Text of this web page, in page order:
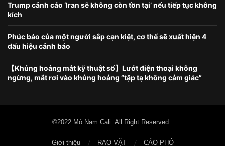
Trump cảnh cáo ‘Iran sẽ không còn tồn tại’ nếu tiếp tục không
kích
Phúc báo của một người sắp cạn kiệt, cơ thể sẽ xuất hiện 4
dấu hiệu cảnh báo
【Khủng hoảng mắt kỹ thuật số】Lướt điện thoại không
ngừng, mắt rơi vào khủng hoảng “tập tạ không cảm giác”
©2022 Mỏ Nam Cali. All Right Reserved.
Giới thiệu RAO VẶT CÁO PHÓ